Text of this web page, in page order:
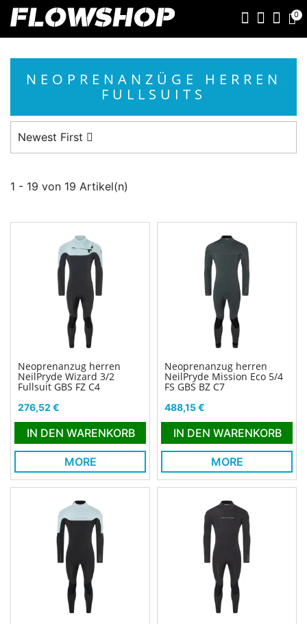
0
NEOPRENANZÜGE HERREN
FULLSUITS
Newest First
1 - 19 von 19 Artikel(n)
Neoprenanzug herren
NeilPryde Wizard 3/2
Fullsuit GBS FZ C4
Preis
276,52 €
IN DEN WARENKORB
MORE
Neoprenanzug herren
NeilPryde Mission Eco 5/4
FS GBS BZ C7
Preis
488,15 €
IN DEN WARENKORB
MORE